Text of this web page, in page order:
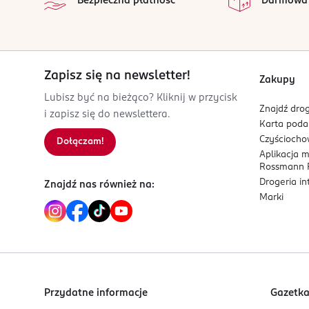
4 305615 307640
Zapisz się na newsletter!
Lubisz być na bieżąco? Kliknij w przycisk
i zapisz się do newslettera.
Dołączam!
Znajdź nas również na:
Zakupy
Znajdź
Karta
Aplikacja
Rossmann
Drogeria
Marki
Przydatne informacje Gazetka